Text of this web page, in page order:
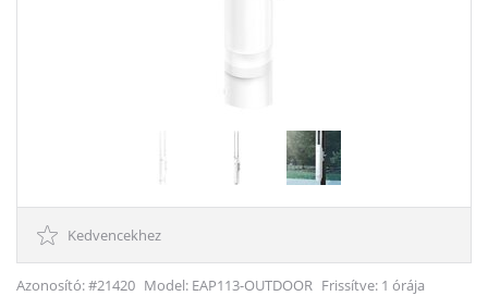
Kedvencekhez
Azonosító: #21420 Model: EAP113-OUTDOOR Frissítve: 1 órája